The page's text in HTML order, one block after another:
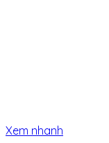
Xem nhanh